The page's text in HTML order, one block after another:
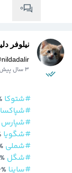
0
نیلوفر
nildadalir
3 سال پیش
#شتوکا
#شپاکسا
#شپارس
#شگویا
#شملی
#شگل
#ساینا